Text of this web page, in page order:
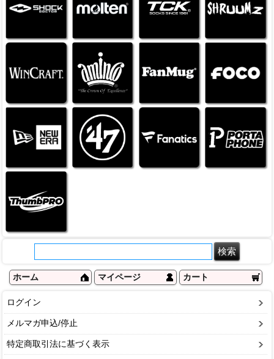
ホーム マイページ カート
ログイン
メルマガ申込/停止
特定商取引法に基づく表示